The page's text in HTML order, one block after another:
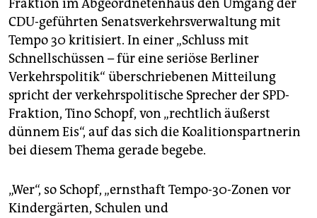
unterstützen
abo
genossenschaft
epaper login
Fraktion im Abgeordnetenhaus den Umgang der
CDU-geführten Senatsverkehrsverwaltung mit
Tempo 30 kritisiert. In einer „Schluss mit
Schnellschüssen – für eine seriöse Berliner
Verkehrspolitik“ überschriebenen Mitteilung
spricht der verkehrspolitische Sprecher der SPD-
Fraktion, Tino Schopf, von „rechtlich äußerst
dünnem Eis“, auf das sich die Koalitionspartnerin
bei diesem Thema gerade begebe.
„Wer“, so Schopf, „ernsthaft Tempo-30-Zonen vor
Kindergärten, Schulen und